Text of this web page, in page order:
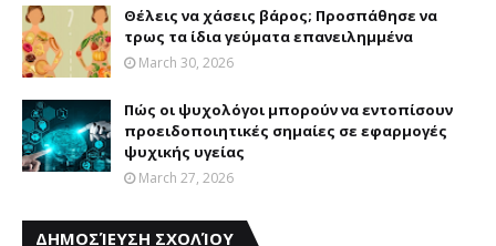
Θέλεις να χάσεις βάρος; Προσπάθησε να
τρως τα ίδια γεύματα επανειλημμένα
March 30, 2026
Πώς οι ψυχολόγοι μπορούν να εντοπίσουν
προειδοποιητικές σημαίες σε εφαρμογές
ψυχικής υγείας
March 27, 2026
ΔΗΜΟΣΊΕΥΣΗ ΣΧΟΛΊΟΥ